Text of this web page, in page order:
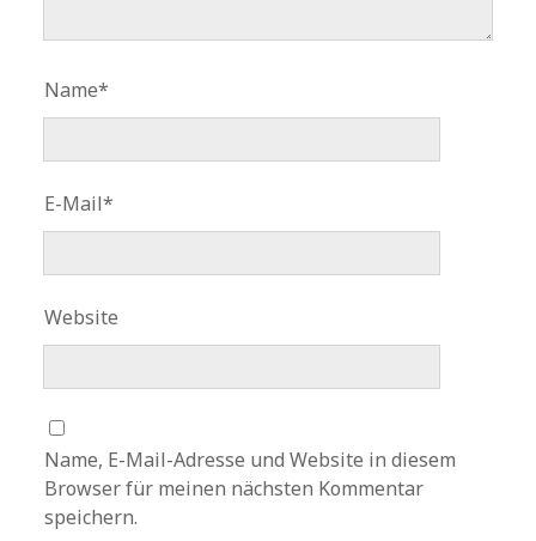
Name*
E-Mail*
Website
Name, E-Mail-Adresse und Website in diesem
Browser für meinen nächsten Kommentar
speichern.